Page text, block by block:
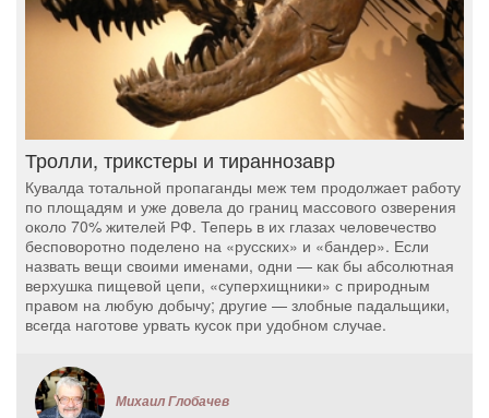
Тролли, трикстеры и тираннозавр
Кувалда тотальной пропаганды меж тем продолжает работу
по площадям и уже довела до границ массового озверения
около 70% жителей РФ. Теперь в их глазах человечество
бесповоротно поделено на «русских» и «бандер». Если
назвать вещи своими именами, одни — как бы абсолютная
верхушка пищевой цепи, «суперхищники» с природным
правом на любую добычу; другие — злобные падальщики,
всегда наготове урвать кусок при удобном случае.
Михаил Глобачев